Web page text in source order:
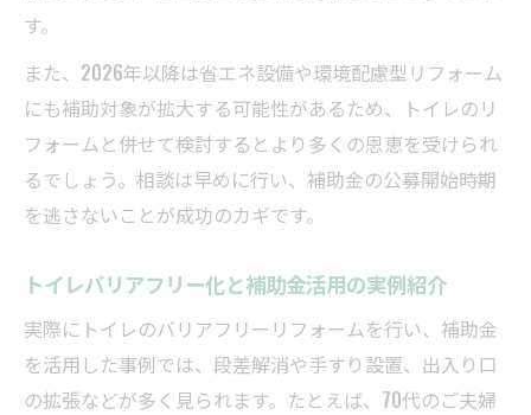
す。
また、2026年以降は省エネ設備や環境配慮型リフォーム
にも補助対象が拡大する可能性があるため、トイレのリ
フォームと併せて検討するとより多くの恩恵を受けられ
るでしょう。相談は早めに行い、補助金の公募開始時期
を逃さないことが成功のカギです。
トイレバリアフリー化と補助金活用の実例紹介
実際にトイレのバリアフリーリフォームを行い、補助金
を活用した事例では、段差解消や手すり設置、出入り口
の拡張などが多く見られます。たとえば、70代のご夫婦